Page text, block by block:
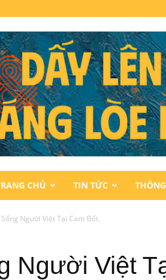
CHỦ TIN TỨC
Người Việt Tại Cam Bốt.
Người Việt